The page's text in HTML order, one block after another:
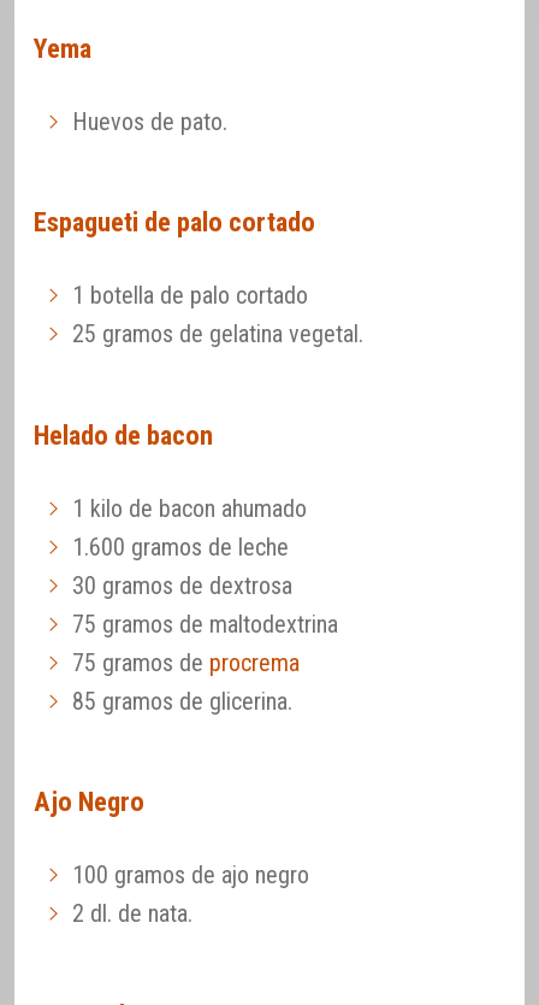
Yema
Huevos de pato.
Espagueti de palo cortado
1 botella de palo cortado
25 gramos de gelatina vegetal.
Helado de bacon
1 kilo de bacon ahumado
1.600 gramos de leche
30 gramos de dextrosa
75 gramos de maltodextrina
75 gramos de procrema
85 gramos de glicerina.
Ajo Negro
100 gramos de ajo negro
2 dl. de nata.